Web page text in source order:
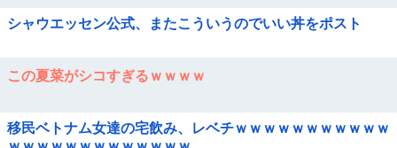
シャウエッセン公式、またこういうのでいい丼をポスト
この夏菜がシコすぎるｗｗｗｗ
移民ベトナム女達の宅飲み、レベチｗｗｗｗｗｗｗｗｗｗｗ